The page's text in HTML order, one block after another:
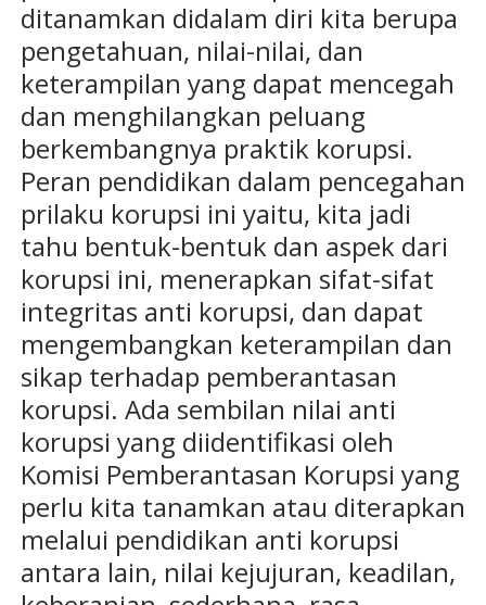
ditanamkan didalam diri kita berupa
pengetahuan, nilai-nilai, dan
keterampilan yang dapat mencegah
dan menghilangkan peluang
berkembangnya praktik korupsi.
Peran pendidikan dalam pencegahan
prilaku korupsi ini yaitu, kita jadi
tahu bentuk-bentuk dan aspek dari
korupsi ini, menerapkan sifat-sifat
integritas anti korupsi, dan dapat
mengembangkan keterampilan dan
sikap terhadap pemberantasan
korupsi. Ada sembilan nilai anti
korupsi yang diidentifikasi oleh
Komisi Pemberantasan Korupsi yang
perlu kita tanamkan atau diterapkan
melalui pendidikan anti korupsi
antara lain, nilai kejujuran, keadilan,